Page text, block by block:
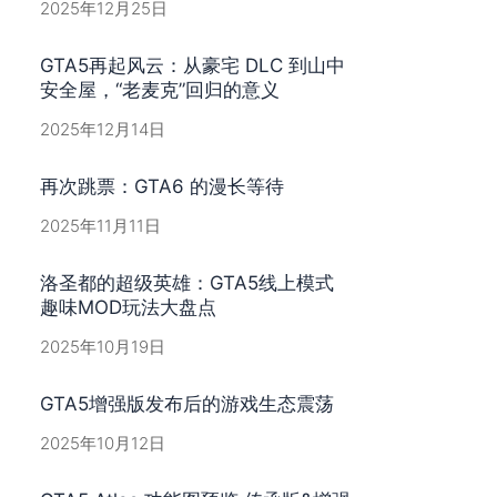
2025年12月25日
GTA5再起风云：从豪宅 DLC 到山中
安全屋，“老麦克”回归的意义
2025年12月14日
再次跳票：GTA6 的漫长等待
2025年11月11日
洛圣都的超级英雄：GTA5线上模式
趣味MOD玩法大盘点
2025年10月19日
GTA5增强版发布后的游戏生态震荡
2025年10月12日